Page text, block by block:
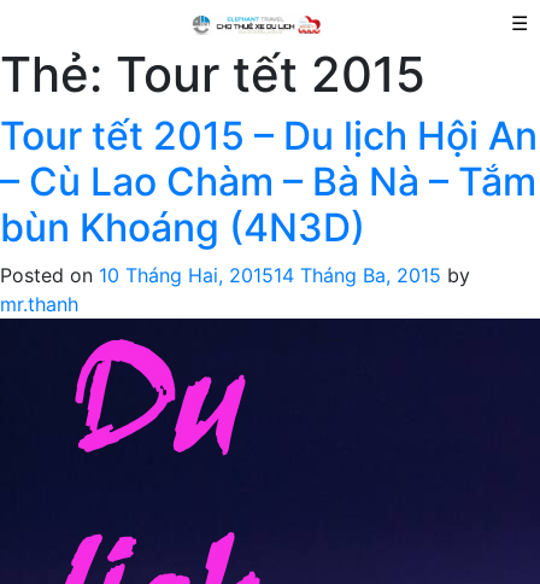
☰
Thẻ: Tour tết 2015
Tour tết 2015 – Du lịch Hội An
– Cù Lao Chàm – Bà Nà – Tắm
bùn Khoáng (4N3D)
Posted on 10 Tháng Hai, 201514 Tháng Ba, 2015 by
mr.thanh